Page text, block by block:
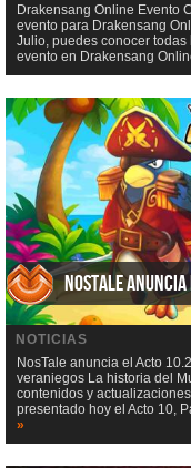
Drakensang Online Evento
evento para Drakensang
Julio, puedes conocer
evento en Drakensang
NosTale
NOTICIAS
NosTale anuncia el Acto
veraniegos La historia del
contenidos y
presentado hoy el Acto 10,
»